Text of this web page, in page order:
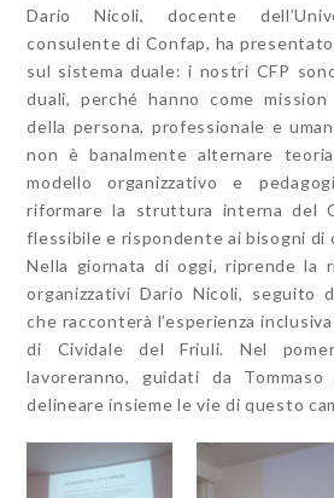
Dario Nicoli, docente
consulente di Confap, ha
sul sistema duale: i nostri CFP
duali, perché hanno come
della persona, professionale e
non è banalmente alternare
modello organizzativo e
riformare la struttura interna del
flessibile e rispondente ai bisogni di
Nella giornata di oggi, riprende la
organizzativi Dario Nicoli, seguito
che racconterà l’esperienza
di Cividale del Friuli. Nel
lavoreranno, guidati da
delineare insieme le vie di questo